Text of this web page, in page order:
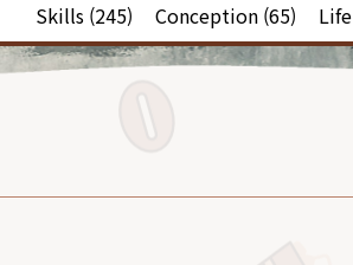
Skills (245) Conception (65) Life